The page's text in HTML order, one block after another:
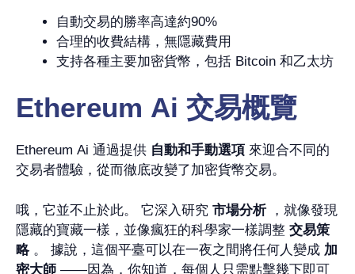
自動交易的勝率高達約90%
合理的收費結構，無隱藏費用
支持各種主要加密貨幣，包括 Bitcoin 和乙太坊
Ethereum Ai 交易概覽
Ethereum Ai 通過提供 自動和手動選項 來迎合不同的
交易者體驗，從而徹底改變了加密貨幣交易。
哦，它並不止於此。 它深入研究 市場分析，就像發現
隱藏的寶藏一樣，並像瘋狂的科學家一樣調整 交易策
略。 據說，這個平臺可以在一夜之間將任何人變成 加
密大師 ——因為，你知道，每個人只需點擊幾下即可